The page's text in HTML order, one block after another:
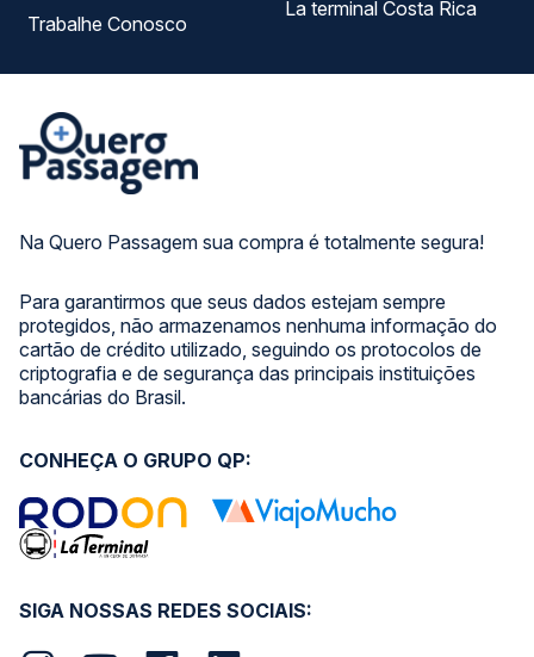
Na Quero Passagem sua compra é totalmente segura!
Para garantirmos que seus dados estejam sempre
protegidos, não armazenamos nenhuma informação do
cartão de crédito utilizado, seguindo os protocolos de
criptografia e de segurança das principais instituições
bancárias do Brasil.
Trabalhe Conosco
La terminal Costa Rica
SIGA NOSSAS REDES SOCIAIS:
CONHEÇA O GRUPO QP: